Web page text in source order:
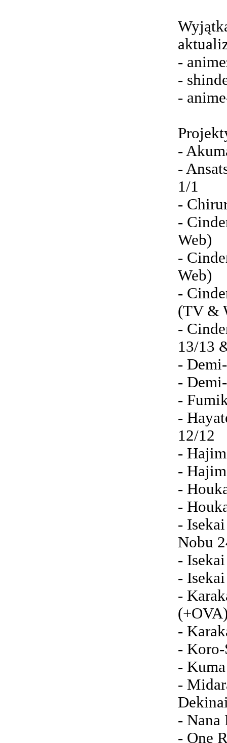
-
-
-
-
-
1/1
-
-
Web)
-
Web)
-
(TV &
-
13/13
-
-
-
-
12/12
-
-
-
-
-
Nobu
-
-
-
-
- Koro-
-
-
- Nana
- One